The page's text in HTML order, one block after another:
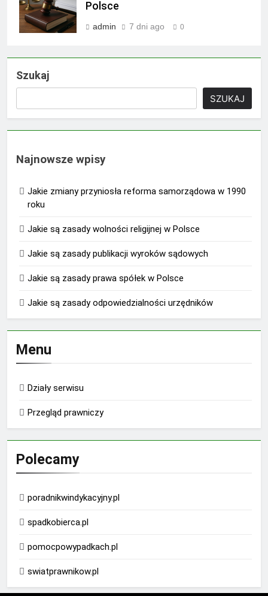
Polsce
admin 7 dni ago 0
Szukaj
SZUKAJ
Najnowsze wpisy
Jakie zmiany przyniosła reforma samorządowa w 1990
roku
Jakie są zasady wolności religijnej w Polsce
Jakie są zasady publikacji wyroków sądowych
Jakie są zasady prawa spółek w Polsce
Jakie są zasady odpowiedzialności urzędników
Menu
Działy serwisu
Przegląd prawniczy
Polecamy
poradnikwindykacyjny.pl
spadkobierca.pl
pomocpowypadkach.pl
swiatprawnikow.pl